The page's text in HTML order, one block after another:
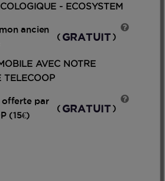
- ECOSYSTEM
ancien
( GRATUIT )
AVEC NOTRE
TELECOOP
offerte par
(15€)
( GRATUIT )